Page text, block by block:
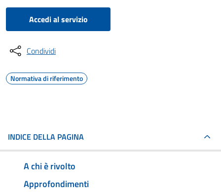
Accedi al servizio
Condividi
Normativa di riferimento
INDICE DELLA PAGINA
A chi è rivolto
Approfondimenti